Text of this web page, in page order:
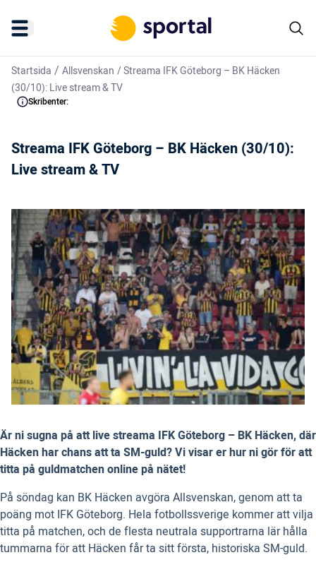
Startsida / Allsvenskan /Streama IFK Göteborg – BK Häcken
(30/10): Live stream & TV
Skribenter:
Streama IFK Göteborg – BK Häcken (30/10):
Live stream & TV
Är ni sugna på att live streama IFK Göteborg – BK Häcken, där
Häcken har chans att ta SM-guld? Vi visar er hur ni gör för att
titta på guldmatchen online på nätet!
På söndag kan BK Häcken avgöra Allsvenskan, genom att ta
poäng mot IFK Göteborg. Hela fotbollssverige kommer att vilja
titta på matchen, och de flesta neutrala supportrarna lär hålla
tummarna för att Häcken får ta sitt första, historiska SM-guld.